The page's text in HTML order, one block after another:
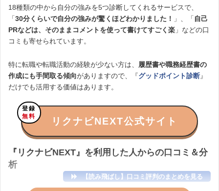
実際に面接が決まると、その会社の面接の傾向を事前に教え
てくれ、その対応方法などもアドバイスしてくれた ので、一人で転
職活動をするより転職エージェントを利用していてよかったと心の
底から思えました。
別の口コミを見る
制作職・ 20代後半・男性・年収600万台
リクルートが人材系の大手だと記憶していたので、下馬評なしでリ
クルートエージェントを利用しました。
求人サイトも大手から20代向けまでいくつか併用しましたが、
える求人の内容などから、割と早い段階でリクルートエージェント
に一本化
いましたが、アドバイザーの方のアドバイスもあって、募集要件に
2割と聞いていたところが半数以上は通過しました。
そのうち1社、かなり志望度が高い企業がありました。面接直後に志
リクルートエージェントは転職に使うべき？口コミ評判とサービ
ス・使い方を徹底解説
関連記事
Career Theory｜最高の転職を実現するメ
ディア
18種類の中から自分の強みを5つ診断してくれるサービスで、
「30分くらいで自分の強みが驚くほどわかりました！ 」、「 自己
PRなどは、そのままコメントを使って書けてすごく楽 」などの口
コミも寄せられています。
特に転職や転職活動の経験が少ない方は、 履歴書や職務経歴書の
作成にも手間取る傾向がありますので、『グッドポイント診断』
だけでも活用する価値はあります。
登録
無料
リクナビNEXT公式サイト
『リクナビNEXT』を利用した人からの口コミ＆分
析
【読み飛ばし】口コミ評判のまとめを見る